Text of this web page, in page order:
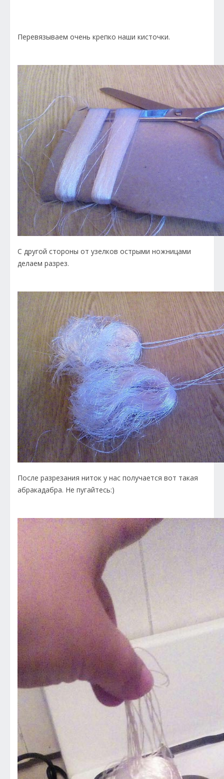
Перевязываем очень крепко наши кисточки.
С другой стороны от узелков острыми ножницами
делаем разрез.
После разрезания ниток у нас получается вот такая
абракадабра. Не пугайтесь:)